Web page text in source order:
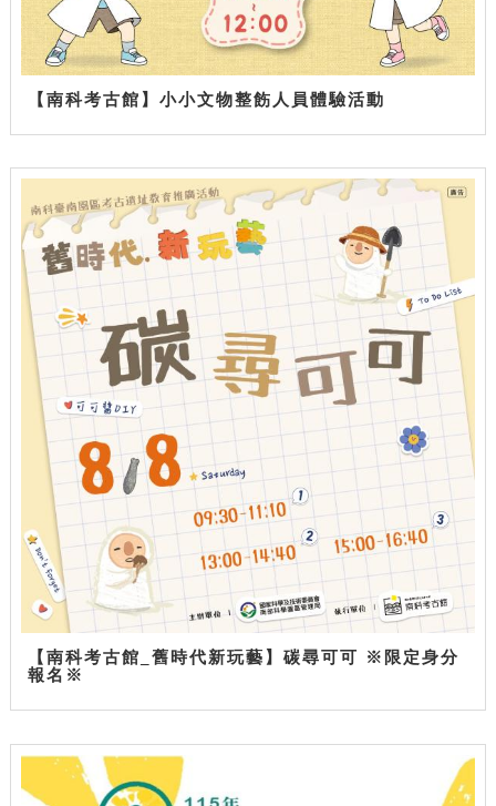
【南科考古館】小小文物整飭人員體驗活動
【南科考古館_舊時代新玩藝】碳尋可可 ※限定身分
報名※